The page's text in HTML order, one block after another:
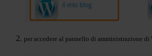
per accedere al pannello di